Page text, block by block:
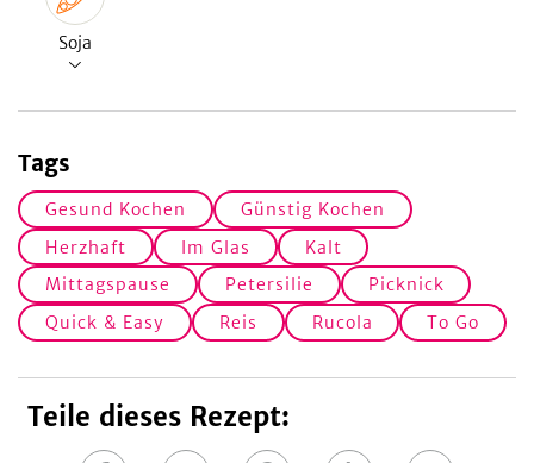
Soja
Tags
Gesund Kochen
Günstig Kochen
Herzhaft
Im Glas
Kalt
Mittagspause
Petersilie
Picknick
Quick & Easy
Reis Rucola To Go
Teile dieses Rezept: